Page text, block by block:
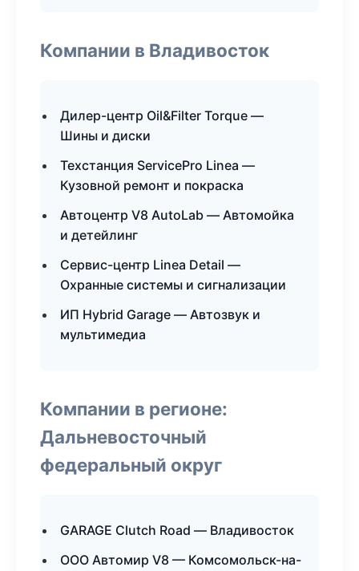
Компании в Владивосток
Дилер-центр Oil&Filter Torque —
Шины и диски
Техстанция ServicePro Linea —
Кузовной ремонт и покраска
Автоцентр V8 AutoLab — Автомойка
и детейлинг
Сервис-центр Linea Detail —
Охранные системы и сигнализации
ИП Hybrid Garage — Автозвук и
мультимедиа
Компании в регионе:
Дальневосточный
федеральный округ
GARAGE Clutch Road — Владивосток
ООО Автомир V8 — Комсомольск-на-